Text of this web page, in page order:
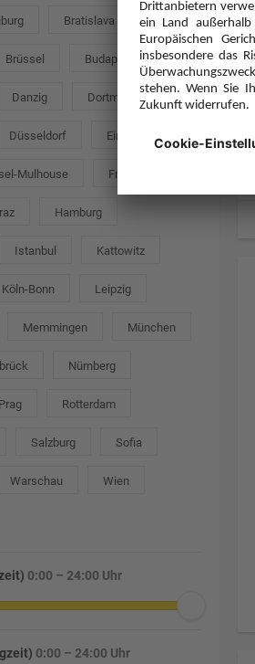
Bratislava
Brüssel Budapest
Danzig Dortmund
Düsseldorf Eindhoven
Mulhouse Frankfurt
Hamburg
Istanbul Kattowitz
Köln-Bonn Leipzig
Memmingen München
Nürnberg
Prag Rotterdam
Salzburg Sofia
Warschau Wien
0:00 – 24:00 Uhr
0:00 – 24:00 Uhr